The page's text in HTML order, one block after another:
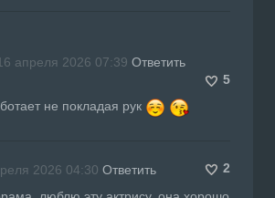
апреля 2026 07:39 Ответить
5
не покладая рук
2026 04:30 Ответить
2